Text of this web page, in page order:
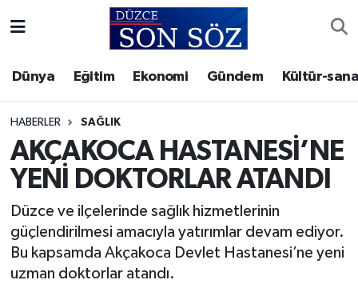
Dünya Eğitim Ekonomi Gündem Kültür-
HABERLER SAĞLIK
AKÇAKOCA HASTANESİ’NE
YENİ DOKTORLAR ATANDI
Düzce ve ilçelerinde sağlık hizmetlerinin
güçlendirilmesi amacıyla yatırımlar devam ediyor.
Bu kapsamda Akçakoca Devlet Hastanesi’ne yeni
uzman doktorlar atandı.
Gizlilik Sözleşmesi
İletişim
Künye
Video Galeri
Akçakoca Hava Durumu
Akçakoca Trafik Yoğunluk Haritası
Süper Lig Puan Durumu ve Fikstür
Tüm Manşetler
Son Dakika Haberleri